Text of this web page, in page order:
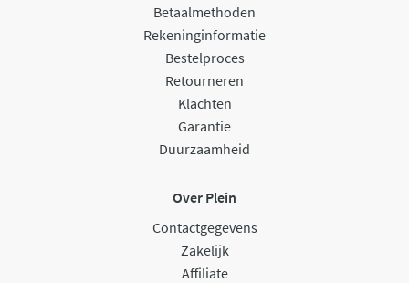
Betaalmethoden
Rekeninginformatie
Bestelproces
Retourneren
Klachten
Garantie
Duurzaamheid
Over Plein
Contactgegevens
Zakelijk
Affiliate